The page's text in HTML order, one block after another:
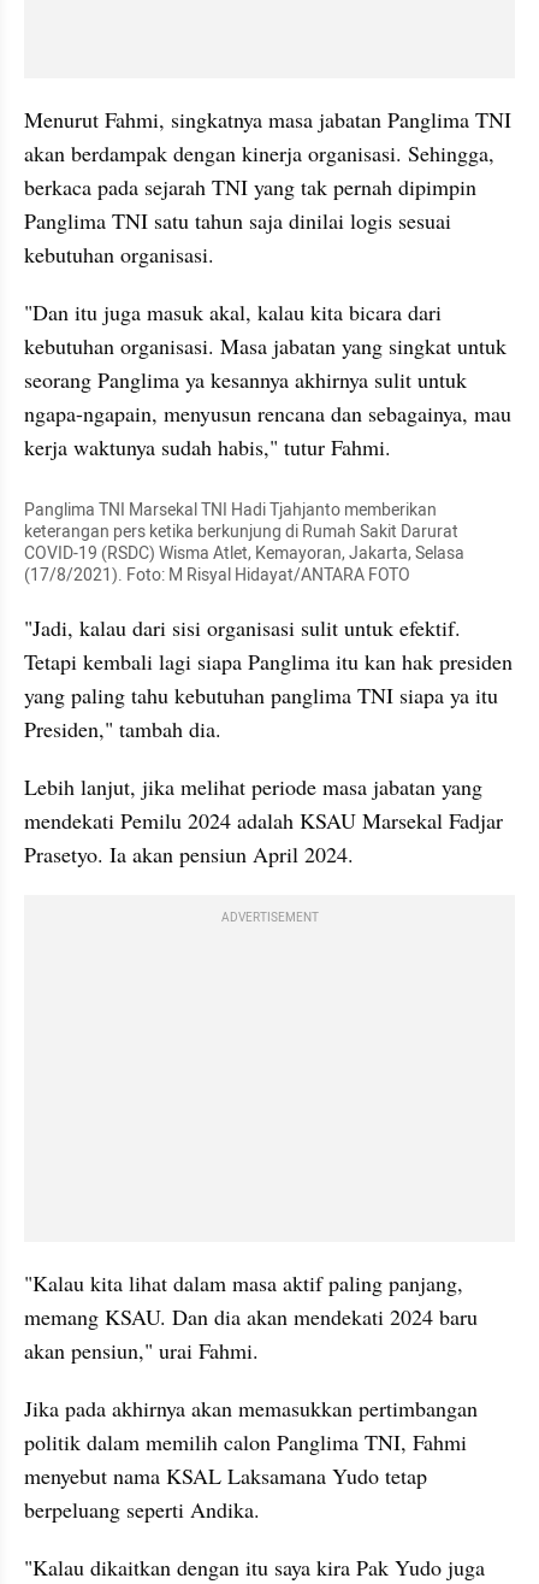
Menurut Fahmi, singkatnya masa jabatan Panglima TNI
akan berdampak dengan kinerja organisasi. Sehingga,
berkaca pada sejarah TNI yang tak pernah dipimpin
Panglima TNI satu tahun saja dinilai logis sesuai
kebutuhan organisasi.
"Dan itu juga masuk akal, kalau kita bicara dari
kebutuhan organisasi. Masa jabatan yang singkat untuk
seorang Panglima ya kesannya akhirnya sulit untuk
ngapa-ngapain, menyusun rencana dan sebagainya, mau
kerja waktunya sudah habis," tutur Fahmi.
Panglima TNI Marsekal TNI Hadi Tjahjanto memberikan
keterangan pers ketika berkunjung di Rumah Sakit Darurat
COVID-19 (RSDC) Wisma Atlet, Kemayoran, Jakarta, Selasa
(17/8/2021). Foto: M Risyal Hidayat/ANTARA FOTO
"Jadi, kalau dari sisi organisasi sulit untuk efektif.
Tetapi kembali lagi siapa Panglima itu kan hak presiden
yang paling tahu kebutuhan panglima TNI siapa ya itu
Presiden," tambah dia.
Lebih lanjut, jika melihat periode masa jabatan yang
mendekati Pemilu 2024 adalah KSAU Marsekal Fadjar
Prasetyo. Ia akan pensiun April 2024.
ADVERTISEMENT
"Kalau kita lihat dalam masa aktif paling panjang,
memang KSAU. Dan dia akan mendekati 2024 baru
akan pensiun," urai Fahmi.
Jika pada akhirnya akan memasukkan pertimbangan
politik dalam memilih calon Panglima TNI, Fahmi
menyebut nama KSAL Laksamana Yudo tetap
berpeluang seperti Andika.
"Kalau dikaitkan dengan itu saya kira Pak Yudo juga